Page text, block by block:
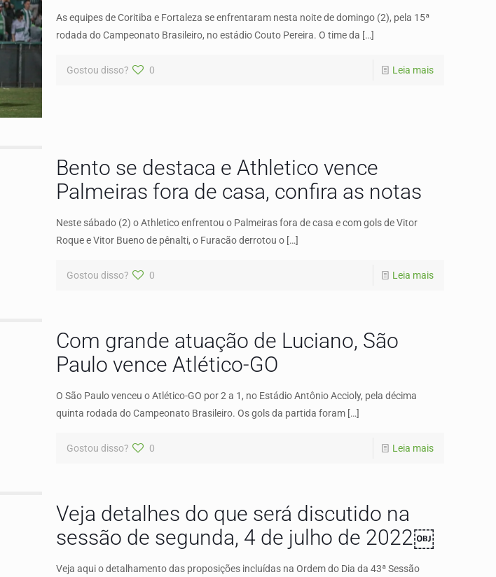
As equipes de Coritiba e Fortaleza se enfrentaram nesta noite de domingo (2), pela 15ª
rodada do Campeonato Brasileiro, no estádio Couto Pereira. O time da […]
Gostou disso? 0 Leia mais
Bento se destaca e Athletico vence
Palmeiras fora de casa, confira as notas
Neste sábado (2) o Athletico enfrentou o Palmeiras fora de casa e com gols de Vitor
Roque e Vitor Bueno de pênalti, o Furacão derrotou o […]
Gostou disso? 0 Leia mais
Com grande atuação de Luciano, São
Paulo vence Atlético-GO
O São Paulo venceu o Atlético-GO por 2 a 1, no Estádio Antônio Accioly, pela décima
quinta rodada do Campeonato Brasileiro. Os gols da partida foram […]
Gostou disso? 0 Leia mais
Veja detalhes do que será discutido na
sessão de segunda, 4 de julho de 2022￼
Veja aqui o detalhamento das proposições incluídas na Ordem do Dia da 43ª Sessão